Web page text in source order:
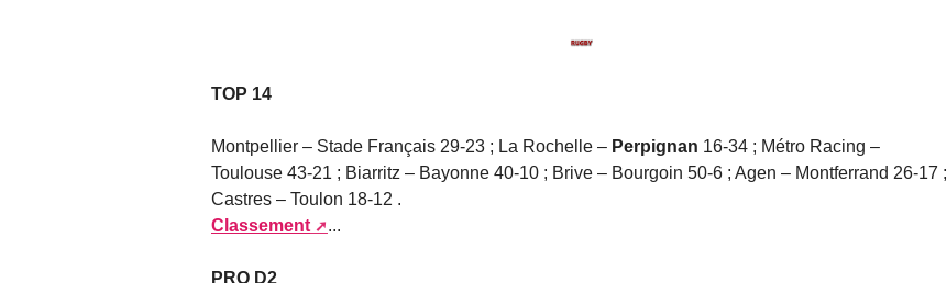
TOP 14
Montpellier – Stade Français 29-23 ; La Rochelle – Perpignan 16-34 ; Métro Racing –
Toulouse 43-21 ; Biarritz – Bayonne 40-10 ; Brive – Bourgoin 50-6 ; Agen – Montferrand 26-17 ;
Castres – Toulon 18-12 .
Classement
...
PRO D2